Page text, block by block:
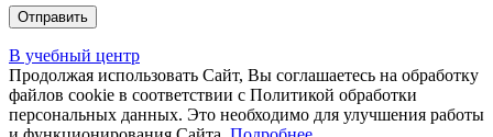
В учебный центр
Продолжая использовать Сайт, Вы соглашаетесь на обработку
файлов cookie в соответствии с Политикой обработки
персональных данных. Это необходимо для улучшения работы